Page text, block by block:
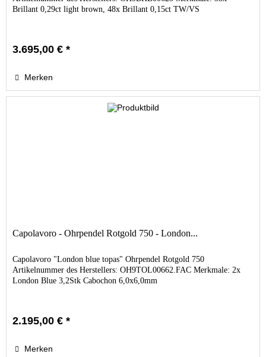
Brillant 0,29ct light brown, 48x Brillant 0,15ct TW/VS
3.695,00 € *
Merken
Capolavoro - Ohrpendel Rotgold 750 - London...
Capolavoro "London blue topas" Ohrpendel Rotgold 750
Artikelnummer des Herstellers: OH9TOL00662.FAC Merkmale: 2x
London Blue 3,2Stk Cabochon 6,0x6,0mm
2.195,00 € *
Merken